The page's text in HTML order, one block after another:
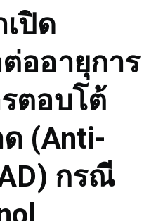
ปิด
ออายุการ
ตอบโต้
(Anti-
กรณี